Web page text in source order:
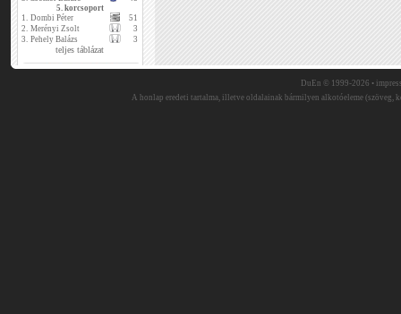
5. korcsoport
1. Dombi Péter
51
2. Merényi Zsolt
3
3. Pehely Balázs 3
teljes táblázat
DuEn © 1999-2026 •
A honlap eredeti tartalma, illetve oldalainak bármilyen alkotóeleme (szöveg,